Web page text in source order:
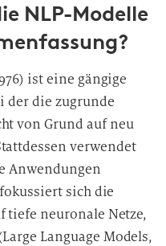
NLP-Modelle
ist eine gängige
der die zugrunde
von Grund auf neu
verwendet
Anwendungen
sich die
tiefe neuronale Netze,
Language Models,